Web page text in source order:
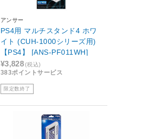
アンサー
PS4用 マルチスタンド4 ホワ
イト (CUH-1000シリーズ用)
【PS4】 [ANS-PF011WH]
¥3,828(税込)
383ポイントサービス
限定数終了